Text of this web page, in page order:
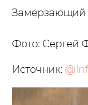
Замерзающий
Фото: Сергей
Источник: